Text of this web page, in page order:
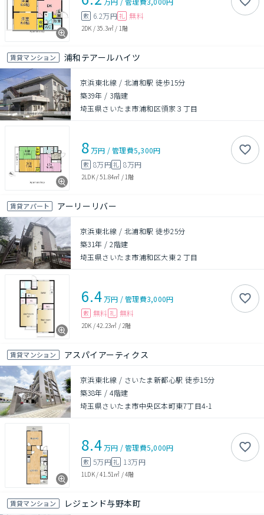
敷 6.2万円 礼 無料
2DK /35.3㎡ / 1階
賃貸マンション 浦和テアールハイツ
京浜東北線 / 北浦和駅 徒歩15分
築39年 / 3階建
埼玉県さいたま市浦和区領家３丁目
8万円 /管理費5,300円
敷 8万円礼 8万円
2LDK/51.84㎡ / 1階
賃貸アパート アーリーリバー
京浜東北線 / 北浦和駅 徒歩25分
築31年 /2階建
埼玉県さいたま市浦和区大東２丁目
6.4万円 /管理費3,000円
敷 無料 礼 無料
2DK /42.23㎡ / 2階
賃貸マンション アスパイアーティクス
京浜東北線 / さいたま新都心駅 徒歩15分
築38年 /4階建
埼玉県さいたま市中央区本町東7丁目4-1
8.4万円 /管理費5,000円
敷 5万円礼 13万円
1LDK/41.51㎡ /4階
賃貸マンション レジェンド与野本町